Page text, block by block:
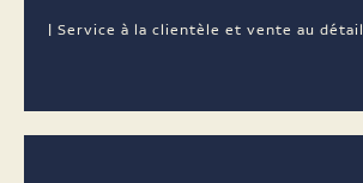
| Service à la clientèle et vente au détail